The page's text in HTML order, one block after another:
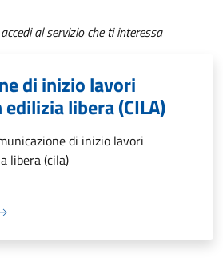
al servizio che ti interessa
di inizio lavori
libera (CILA)
di inizio lavori
libera (cila)